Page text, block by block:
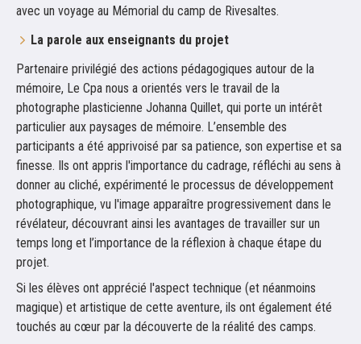
avec un voyage au Mémorial du camp de Rivesaltes.
La parole aux enseignants du projet
Partenaire privilégié des actions pédagogiques autour de la
mémoire, Le Cpa nous a orientés vers le travail de la
photographe plasticienne Johanna Quillet, qui porte un intérêt
particulier aux paysages de mémoire. L’ensemble des
participants a été apprivoisé par sa patience, son expertise et sa
finesse. Ils ont appris l'importance du cadrage, réfléchi au sens à
donner au cliché, expérimenté le processus de développement
photographique, vu l'image apparaître progressivement dans le
révélateur, découvrant ainsi les avantages de travailler sur un
temps long et l’importance de la réflexion à chaque étape du
projet.
Si les élèves ont apprécié l'aspect technique (et néanmoins
magique) et artistique de cette aventure, ils ont également été
touchés au cœur par la découverte de la réalité des camps.